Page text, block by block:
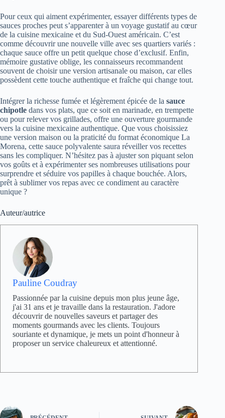
Pour ceux qui aiment expérimenter, essayer différents types de
sauces proches peut s’apparenter à un voyage gustatif au cœur
de la cuisine mexicaine et du Sud-Ouest américain. C’est
comme découvrir une nouvelle ville avec ses quartiers variés :
chaque sauce offre un petit quelque chose d’exclusif. Enfin,
mémoire gustative oblige, les connaisseurs recommandent
souvent de choisir une version artisanale ou maison, car elles
possèdent cette touche authentique et fraîche qui change tout.
Intégrer la richesse fumée et légèrement épicée de la sauce
chipotle dans vos plats, que ce soit en marinade, en trempette
ou pour relever vos grillades, offre une ouverture gourmande
vers la cuisine mexicaine authentique. Que vous choisissiez
une version maison ou la praticité du format économique La
Morena, cette sauce polyvalente saura réveiller vos recettes
sans les compliquer. N’hésitez pas à ajuster son piquant selon
vos goûts et à expérimenter ses nombreuses utilisations pour
surprendre et séduire vos papilles à chaque bouchée. Alors,
prêt à sublimer vos repas avec ce condiment au caractère
unique ?
Auteur/autrice
Pauline Coudray
Passionnée par la cuisine depuis mon plus jeune âge,
j'ai 31 ans et je travaille dans la restauration. J'adore
découvrir de nouvelles saveurs et partager des
moments gourmands avec les clients. Toujours
souriante et dynamique, je mets un point d'honneur à
proposer un service chaleureux et attentionné.